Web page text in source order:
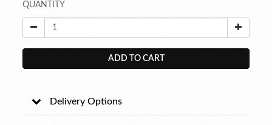
QUANTITY
ADD TO CART
Delivery Options